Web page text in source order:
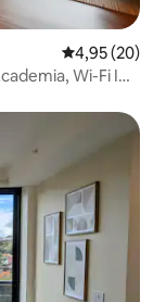
4,95 de uma
4,95 (20)
Wi-Fi I